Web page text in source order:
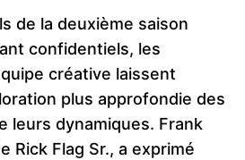
de la deuxième saison
confidentiels, les
créative laissent
plus approfondie des
leurs dynamiques. Frank
Rick Flag Sr., a exprimé